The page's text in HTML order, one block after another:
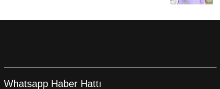
Whatsapp Haber Hattı